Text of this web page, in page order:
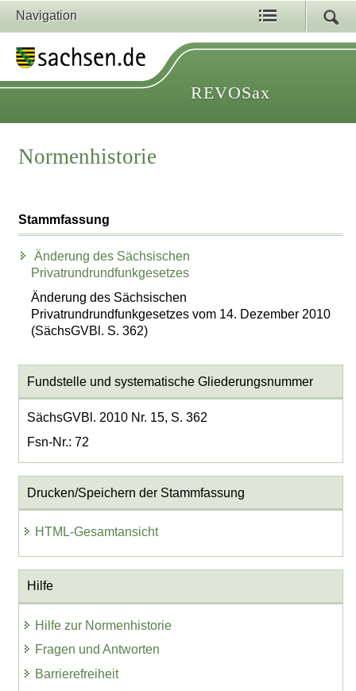
Navigation
REVOSax
Normenhistorie
Stammfassung
Änderung des Sächsischen
Privatrundrundfunkgesetzes
Änderung des Sächsischen
Privatrundrundfunkgesetzes vom 14. Dezember 2010
(SächsGVBl. S. 362)
Fundstelle und systematische Gliederungsnummer
SächsGVBl. 2010 Nr. 15, S. 362
Fsn-Nr.: 72
Drucken/Speichern der Stammfassung
HTML-Gesamtansicht
Hilfe
Hilfe zur Normenhistorie
Fragen und Antworten
Barrierefreiheit